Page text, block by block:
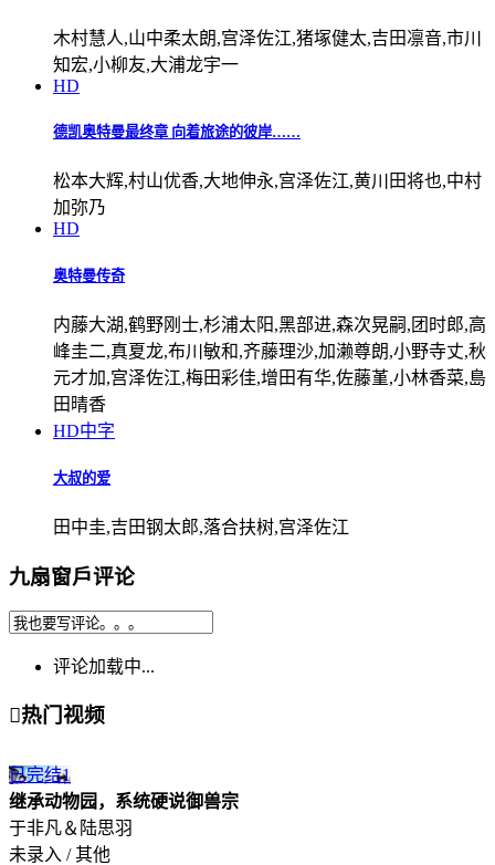
木村慧人,山中柔太朗,宫泽佐江,猪塚健太,吉田凛音,市川
知宏,小柳友,大浦龙宇一
HD
德凯奥特曼最终章 向着旅途的彼岸……
松本大辉,村山优香,大地伸永,宫泽佐江,黄川田将也,中村
加弥乃
HD
奥特曼传奇
内藤大湖,鹤野刚士,杉浦太阳,黑部进,森次晃嗣,团时郎,高
峰圭二,真夏龙,布川敏和,齐藤理沙,加濑尊朗,小野寺丈,秋
元才加,宫泽佐江,梅田彩佳,增田有华,佐藤堇,小林香菜,島
田晴香
HD中字
大叔的爱
田中圭,吉田钢太郎,落合扶树,宫泽佐江
九扇窗戶评论
评论加载中...
热门视频
已完结1
继承动物园，系统硬说御兽宗
于非凡＆陆思羽
未录入 / 其他